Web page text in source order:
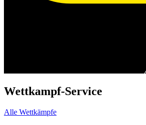
Wettkampf-Service
Alle Wettkämpfe